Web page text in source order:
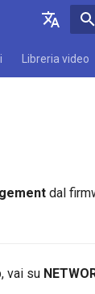
English
日本語
Libreria video
dal
vai su